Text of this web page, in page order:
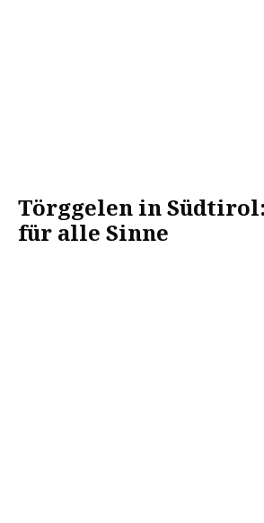
Törggelen in
für alle Sinne